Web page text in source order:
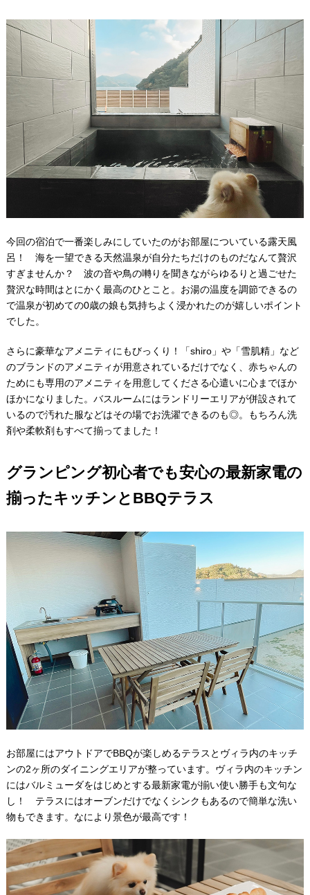
今回の宿泊で一番楽しみにしていたのがお部屋についている露天風
呂！ 海を一望できる天然温泉が自分たちだけのものだなんて贅沢
すぎませんか？ 波の音や鳥の囀りを聞きながらゆるりと過ごせた
贅沢な時間はとにかく最高のひとこと。お湯の温度を調節できるの
で温泉が初めての0歳の娘も気持ちよく浸かれたのが嬉しいポイント
でした。
さらに豪華なアメニティにもびっくり！「shiro」や「雪肌精」など
のブランドのアメニティが用意されているだけでなく、赤ちゃんの
ためにも専用のアメニティを用意してくださる心遣いに心までほか
ほかになりました。バスルームにはランドリーエリアが併設されて
いるので汚れた服などはその場でお洗濯できるのも◎。もちろん洗
剤や柔軟剤もすべて揃ってました！
グランピング初心者でも安心の最新家電の
揃ったキッチンとBBQテラス
お部屋にはアウトドアでBBQが楽しめるテラスとヴィラ内のキッチ
ンの2ヶ所のダイニングエリアが整っています。ヴィラ内のキッチン
にはバルミューダをはじめとする最新家電が揃い使い勝手も文句な
し！ テラスにはオーブンだけでなくシンクもあるので簡単な洗い
物もできます。なにより景色が最高です！